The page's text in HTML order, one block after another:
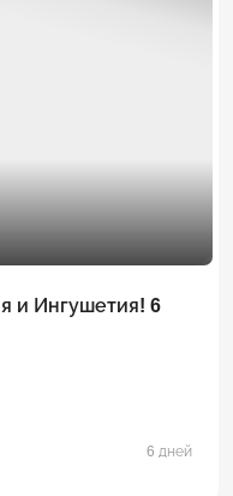
и Ингушетия! 6
6 дней